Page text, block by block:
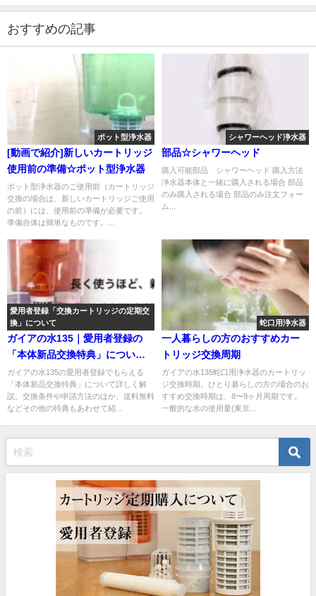
おすすめの記事
ポット型浄水器
[動画で紹介]新しいカートリッジ
使用前の準備☆ポット型浄水器
ポット型浄水器のご使用前（カートリッジ
交換の場合は、新しいカートリッジご使用
の前）には、使用前の準備が必要です。
準備自体は簡単なものです。...
シャワーヘッド浄水器
部品☆シャワーヘッド
購入可能部品 シャワーヘッド 購入方法
浄水器本体と一緒に購入される場合 部品
のみ購入される場合 部品のみ注文フォー
ム...
愛用者登録「交換カートリッジの定期交
換」について
ガイアの水135｜愛用者登録の
「本体新品交換特典」について
（特典まとめ付き）
ガイアの水135の愛用者登録でもらえる
「本体新品交換特典」について詳しく解
説。交換条件や申請方法のほか、送料無料
などその他の特典もあわせて紹...
蛇口用浄水器
一人暮らしの方のおすすめカー
トリッジ交換周期
ガイアの水135蛇口用浄水器のカートリッ
ジ交換時期。ひとり暮らしの方の場合のお
すすめ交換時期は、8〜9ヶ月周期です。
一般的な水の使用量(東京...